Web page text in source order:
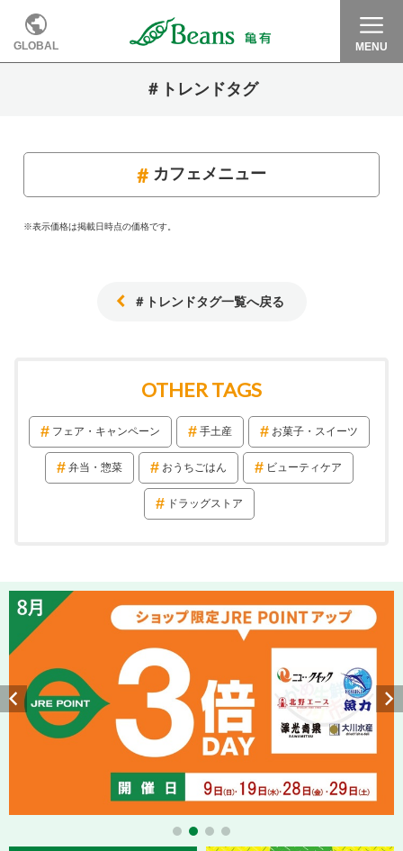
GLOBAL MENU
＃トレンドタグ
カフェメニュー
※表示価格は掲載日時点の価格です。
＃トレンドタグ一覧へ戻る
OTHER TAGS
フェア・キャンペーン 手土産 お菓子・スイーツ
弁当・惣菜 おうちごはん ビューティケア
ドラッグストア